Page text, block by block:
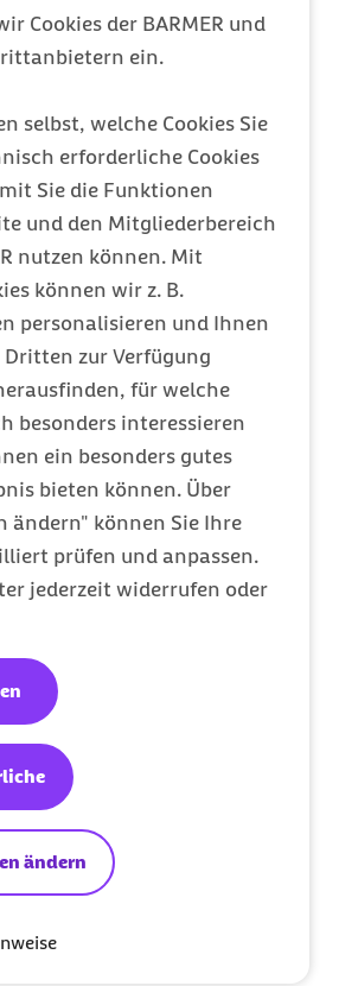
Cookies der BARMER und
ein.
selbst, welche Cookies Sie
erforderliche Cookies
Sie die Funktionen
und den Mitgliederbereich
nutzen können. Mit
können wir z. B.
personalisieren und Ihnen
Dritten zur Verfügung
für welche
besonders interessieren
ein besonders gutes
bieten können. Über
ändern" können Sie Ihre
prüfen und anpassen.
jederzeit widerrufen oder
ändern